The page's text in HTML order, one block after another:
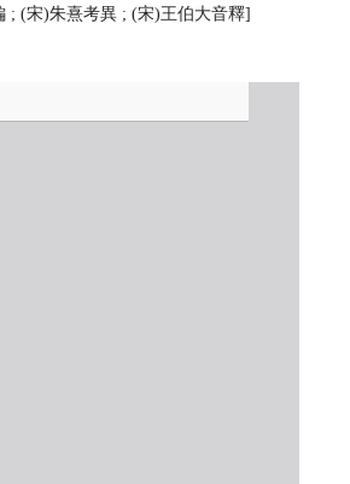
; (宋)朱熹考異 ; (宋)王伯大音釋]